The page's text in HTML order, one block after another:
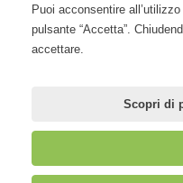
figli. Oggi è a capo della
dirige la sua Academy
del Gruppo.
Puoi acconsentire
pulsante “Accetta”.
accettare.
Scopri di